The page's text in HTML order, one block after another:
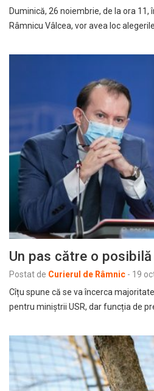
Duminică, 26 noiembrie, de la ora 11,
Râmnicu Vâlcea, vor avea loc
Un pas către o
Postat de Curierul de Râmnic - 19
Cîțu spune că se va încerca
pentru miniștrii USR, dar funcția de